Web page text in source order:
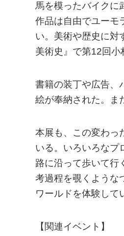
馬を模ったバイクに
作品は自由でユーモ
い。美術や歴史に対
美術史』で第12回小
書籍の装丁や広告、
絵が奉納された。ま
本展も、この変わっ
いる。いろいろなプ
路に沿って歩いて行
考過程を覗くような
ワールドを体験して
【関連イベント】